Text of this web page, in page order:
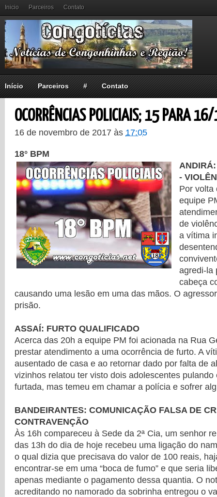
Inicio Parceiros Contato
Início Parceiros # Contato
OCORRÊNCIAS POLICIAIS; 15 PARA
16 de novembro de 2017 às 17:05
18° BPM
-
Por volta
equipe
de
a vítima
agredi-la
cabeça
causando uma lesão em uma das mãos. O
prisão.
ASSAÍ: FURTO QUALIFICADO
Acerca das 20h a equipe PM foi acionada na Rua
prestar atendimento a uma ocorrência de furto. A
ausentado de casa e ao retornar dado por falta de
vizinhos relatou ter visto dois adolescentes pulando
furtada, mas temeu em chamar a polícia e sofrer
BANDEIRANTES: COMUNICAÇÃO FALSA DE
CONTRAVENÇÃO
Às 16h compareceu à Sede da 2ª Cia, um senhor
das 13h do dia de hoje recebeu uma ligação do
o qual dizia que precisava do valor de 100 reais,
encontrar-se em uma “boca de fumo” e que seria
apenas mediante o pagamento dessa quantia. O
acreditando no namorado da sobrinha entregou o